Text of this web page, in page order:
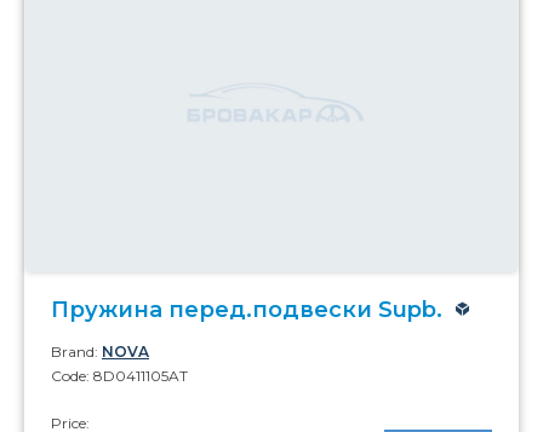
Пружина перед.подвески Supb.
Brand: NOVA
Code: 8D0411105AT
Price: